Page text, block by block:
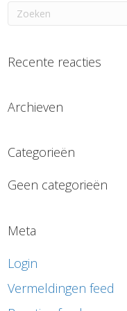
Recente reacties
Archieven
Categorieën
Geen categorieën
Meta
Login
Vermeldingen feed